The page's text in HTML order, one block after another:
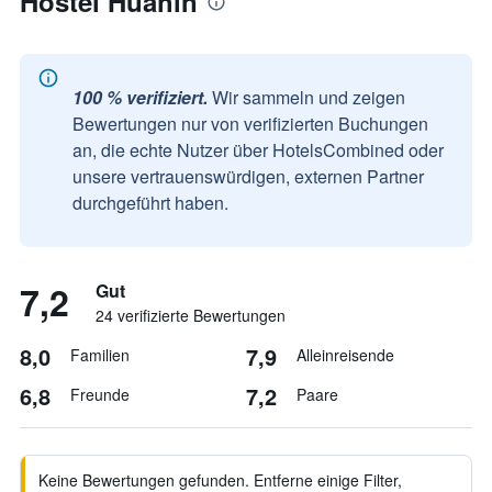
100 % verifiziert. Wir sammeln und zeigen
Bewertungen nur von verifizierten Buchungen
an, die echte Nutzer über HotelsCombined oder
unsere vertrauenswürdigen, externen Partner
durchgeführt haben.
7,2 Gut
24 verifizierte Bewertungen
8,0 Familien 7,9 Alleinreisende
6,8 Freunde 7,2 Paare
Keine Bewertungen gefunden. Entferne einige Filter,